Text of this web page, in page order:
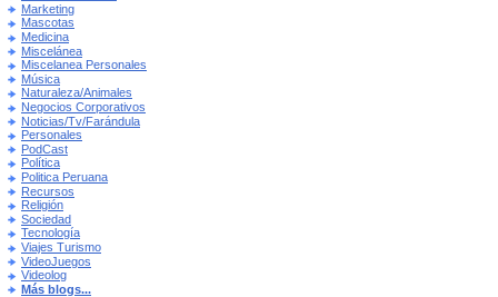
Marketing
Mascotas
Medicina
Miscelánea
Miscelanea Personales
Música
Naturaleza/Animales
Negocios Corporativos
Noticias/Tv/Farándula
Personales
PodCast
Política
Politica Peruana
Recursos
Religión
Sociedad
Tecnología
Viajes Turismo
VideoJuegos
Videolog
Más blogs...